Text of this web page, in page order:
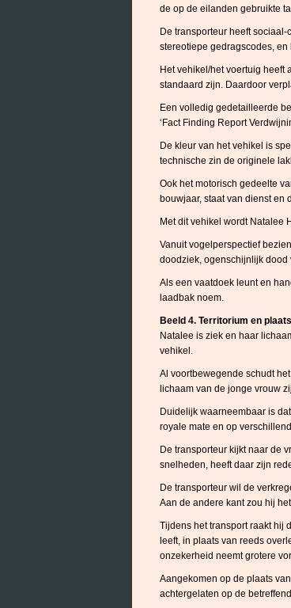
de op de eilanden gebruikte
De transporteur heeft
stereotiepe gedragscodes,
Het vehikel/het voertuig heeft
standaard zijn. Daardoor
Een volledig gedetailleerde
‘Fact Finding Report
De kleur van het vehikel is
technische zin de originele
Ook het motorisch gedeelte
bouwjaar, staat van dienst en
Met dit vehikel wordt Natalee
Vanuit vogelperspectief
doodziek, ogenschijnlijk
Als een vaatdoek leunt en
laadbak noem.
Beeld 4. Territorium en
Natalee is ziek en haar
vehikel.
Al voortbewegende schudt
lichaam van de jonge vrouw
Duidelijk waarneembaar is
royale mate en op
De transporteur kijkt naar de
snelheden, heeft daar zijn
De transporteur wil de
Aan de andere kant zou hij
Tijdens het transport raakt hij
leeft, in plaats van reeds
onzekerheid neemt grotere
Aangekomen op de plaats
achtergelaten op de